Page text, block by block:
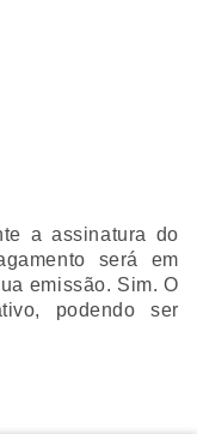
a assinatura do
será em
emissão. Sim. O
podendo ser